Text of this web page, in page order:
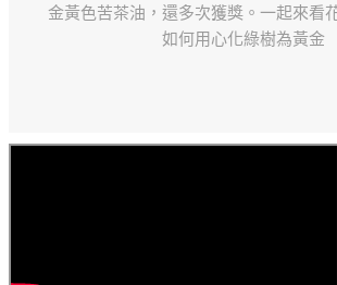
金黃色苦茶油，還多次獲獎。一起來看
如何用心化綠樹為黃金